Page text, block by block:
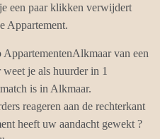
een paar klikken verwijdert
Appartement.
van een
je als huurder in 1
is in Alkmaar.
reageren aan de rechterkant
heeft uw aandacht gewekt ?